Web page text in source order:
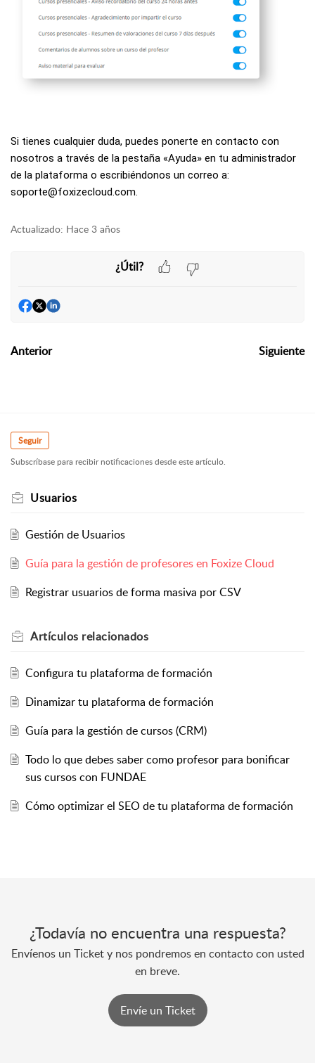
Si tienes cualquier duda, puedes ponerte en contacto con
nosotros a través de la pestaña «Ayuda» en tu administrador
de la plataforma o escribiéndonos un correo a:
soporte@foxizecloud.com.
Actualizado: Hace 3 años
¿Útil?
Anterior Siguiente
Seguir
Subscríbase para recibir notificaciones desde este artículo.
Usuarios
Gestión de Usuarios
Guía para la gestión de profesores en Foxize Cloud
Registrar usuarios de forma masiva por CSV
Artículos relacionados
Configura tu plataforma de formación
Dinamizar tu plataforma de formación
Guía para la gestión de cursos (CRM)
Todo lo que debes saber como profesor para bonificar
sus cursos con FUNDAE
Cómo optimizar el SEO de tu plataforma de formación
¿Todavía no encuentra una respuesta?
Envíenos un Ticket y nos pondremos en contacto con usted
en breve.
Envíe un Ticket